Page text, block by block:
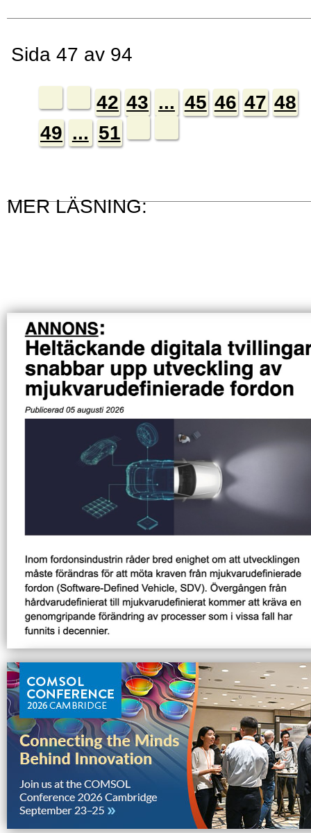
Sida 47 av 94
42 43 ... 45 46 47 48
49 ... 51